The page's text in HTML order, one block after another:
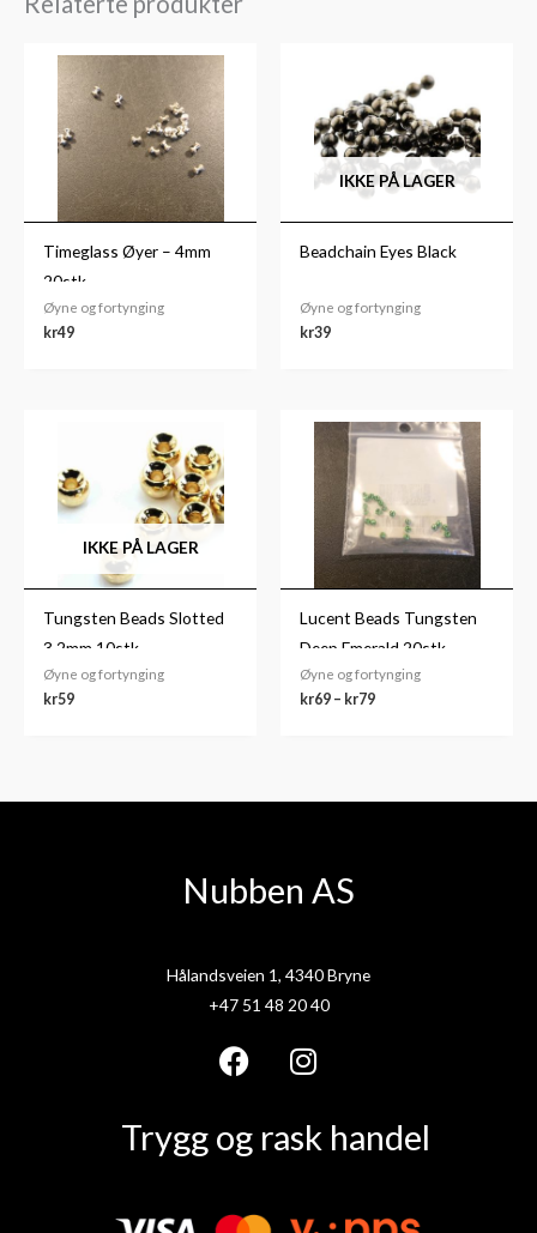
Timeglass Øyer – 4mm
20stk.
Øyne og fortynging
kr49
IKKE PÅ LAGER
Beadchain Eyes Black
Øyne og fortynging
kr39
IKKE PÅ LAGER
Tungsten Beads Slotted
3,2mm 10stk
Øyne og fortynging
kr59
Lucent Beads Tungsten
Deep Emerald 20stk
Øyne og fortynging
kr69 – kr79
Prisområde:
kr69
Nubben AS
Hålandsveien 1, 4340 Bryne
+47 51 48 20 40
F
c
b
I
n
s
Trygg og rask handel